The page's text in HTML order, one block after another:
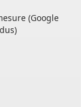
(Google